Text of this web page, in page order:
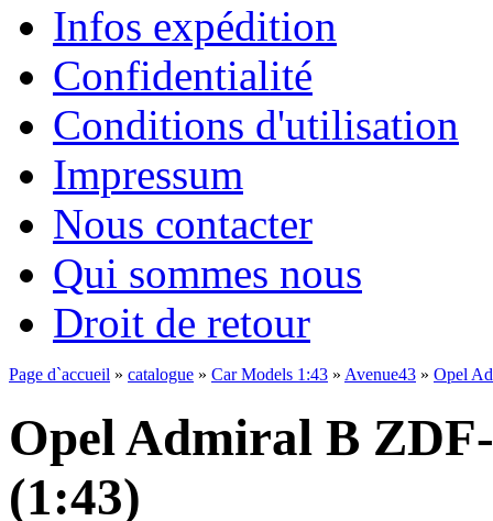
Infos expédition
Confidentialité
Conditions d'utilisation
Impressum
Nous contacter
Qui sommes nous
Droit de retour
Page d`accueil » catalogue » Car Models 1:43 » Avenue43 » Opel
Opel Admiral B
(1:43)